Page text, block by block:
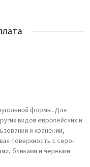
формы. Для
видов европейских и
и хранении,
поверхность c серо-
бликами и черными